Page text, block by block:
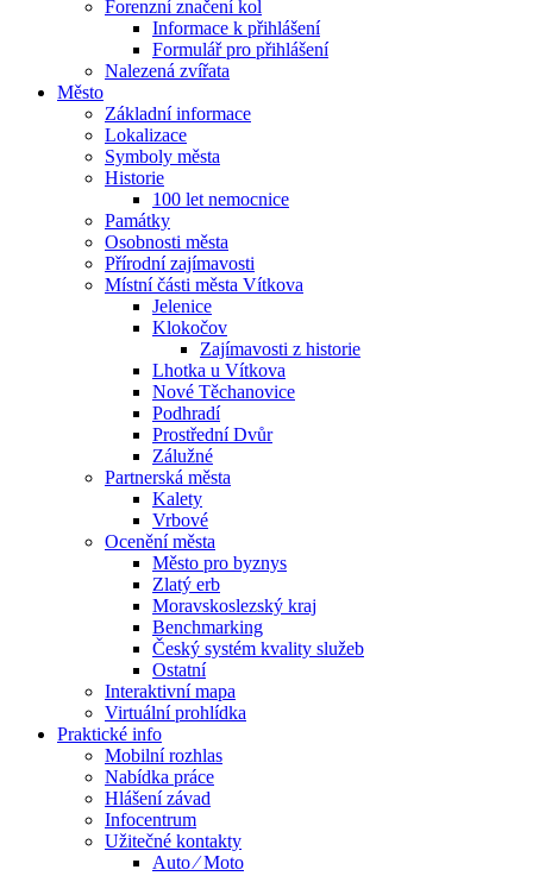
Forenzní značení kol
Informace k přihlášení
Formulář pro přihlášení
Nalezená zvířata
Město
Základní informace
Lokalizace
Symboly města
Historie
100 let nemocnice
Památky
Osobnosti města
Přírodní zajímavosti
Místní části města Vítkova
Jelenice
Klokočov
Zajímavosti z historie
Lhotka u Vítkova
Nové Těchanovice
Podhradí
Prostřední Dvůr
Zálužné
Partnerská města
Kalety
Vrbové
Ocenění města
Město pro byznys
Zlatý erb
Moravskoslezský kraj
Benchmarking
Český systém kvality služeb
Ostatní
Interaktivní mapa
Virtuální prohlídka
Praktické info
Mobilní rozhlas
Nabídka práce
Hlášení závad
Infocentrum
Užitečné kontakty
Auto ⁄ Moto